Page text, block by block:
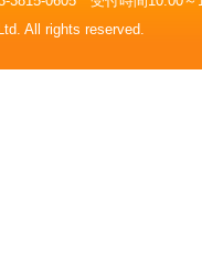
All rights reserved.